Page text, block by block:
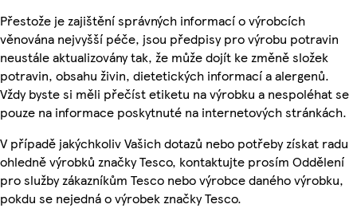
Přestože je zajištění správných informací o výrobcích
věnována nejvyšší péče, jsou předpisy pro výrobu potravin
neustále aktualizovány tak, že může dojít ke změně složek
potravin, obsahu živin, dietetických informací a alergenů.
Vždy byste si měli přečíst etiketu na výrobku a nespoléhat se
pouze na informace poskytnuté na internetových stránkách.
V případě jakýchkoliv Vašich dotazů nebo potřeby získat radu
ohledně výrobků značky Tesco, kontaktujte prosím Oddělení
pro služby zákazníkům Tesco nebo výrobce daného výrobku,
pokdu se nejedná o výrobek značky Tesco.